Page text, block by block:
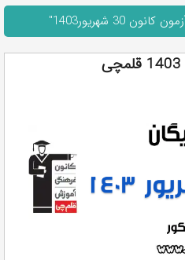
30 شهریور1403"